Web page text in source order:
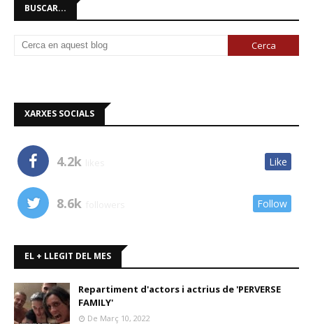
BUSCAR...
XARXES SOCIALS
4.2k Like
8.6k Follow
EL + LLEGIT DEL MES
Repartiment d'actors i actrius de 'PERVERSE
FAMILY'
De Març 10, 2022